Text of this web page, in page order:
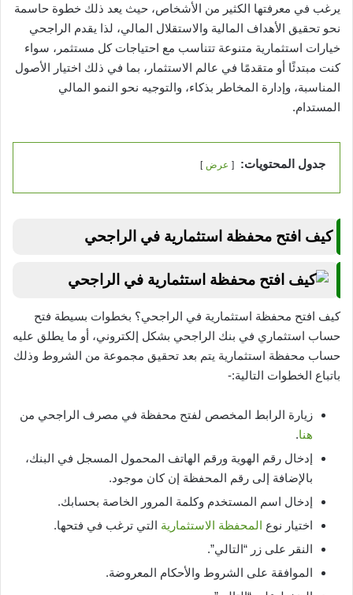
يرغب في معرفتها الكثير من الأشخاص، حيث يعد ذلك خطوة حاسمة
نحو تحقيق الأهداف المالية والاستقلال المالي، لذا يقدم الراجحي
خيارات استثمارية متنوعة تتناسب مع احتياجات كل مستثمر، سواء
كنت مبتدئًا أو متقدمًا في عالم الاستثمار، بما في ذلك اختيار الأصول
المناسبة، وإدارة المخاطر بذكاء، والتوجيه نحو النمو المالي
المستدام.
جدول المحتويات: عرض
كيف افتح محفظة استثمارية في الراجحي
كيف افتح محفظة استثمارية في الراجحي؟ بخطوات بسيطة فتح
حساب استثماري في بنك الراجحي بشكل إلكتروني، أو ما يطلق عليه
حساب محفظة استثمارية يتم بعد تحقيق مجموعة من الشروط وذلك
باتباع الخطوات التالية:-
زيارة الرابط المخصص لفتح محفظة في مصرف الراجحي من
هنا.
إدخال رقم الهوية ورقم الهاتف المحمول المسجل في البنك،
بالإضافة إلى رقم المحفظة إن كان موجود.
إدخال اسم المستخدم وكلمة المرور الخاصة بحسابك.
اختيار نوع المحفظة الاستثمارية التي ترغب في فتحها.
النقر على زر “التالي”.
الموافقة على الشروط والأحكام المعروضة.